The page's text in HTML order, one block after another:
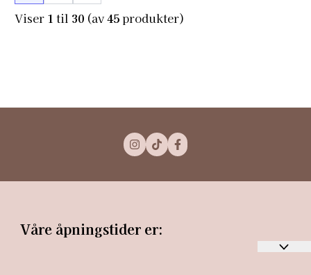
Viser 1 til 30 (av45produkter)
Våre åpningstider er: